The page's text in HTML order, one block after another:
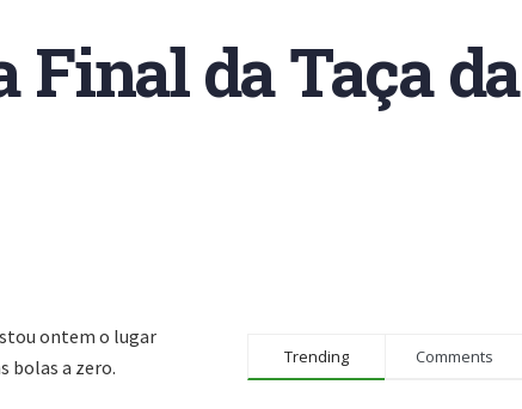
Final da Taça da
ontem o lugar
bolas a zero.
Trending Comments